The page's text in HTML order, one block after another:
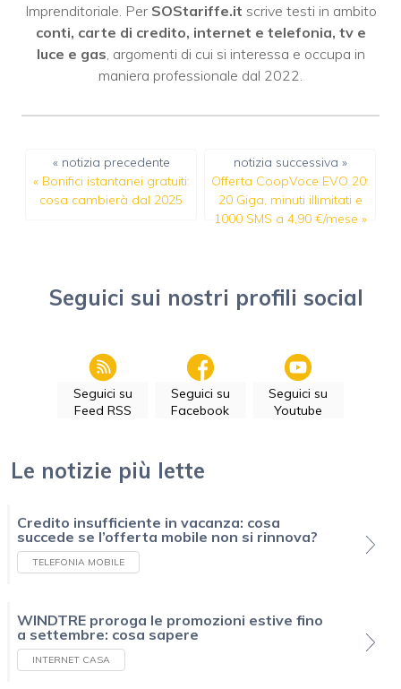
Imprenditoriale. Per SOStariffe.it scrive testi in ambito
conti, carte di credito, internet e telefonia, tv e
luce e gas, argomenti di cui si interessa e occupa in
maniera professionale dal 2022.
« notizia precedente
« Bonifici istantanei gratuiti:
cosa cambierà dal 2025
notizia successiva »
Offerta CoopVoce EVO 20:
20 Giga, minuti illimitati e
1000 SMS a 4,90 €/mese »
Seguici sui nostri profili social
Seguici su
Feed RSS
Seguici su
Facebook
Seguici su
Youtube
Le notizie più lette
Credito insufficiente in vacanza: cosa
succede se l’offerta mobile non si rinnova?
TELEFONIA MOBILE
WINDTRE proroga le promozioni estive fino
a settembre: cosa sapere
INTERNET CASA